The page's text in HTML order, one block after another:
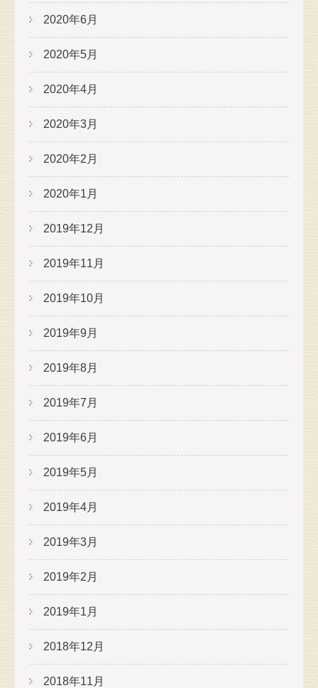
2020年6月
2020年5月
2020年4月
2020年3月
2020年2月
2020年1月
2019年12月
2019年11月
2019年10月
2019年9月
2019年8月
2019年7月
2019年6月
2019年5月
2019年4月
2019年3月
2019年2月
2019年1月
2018年12月
2018年11月